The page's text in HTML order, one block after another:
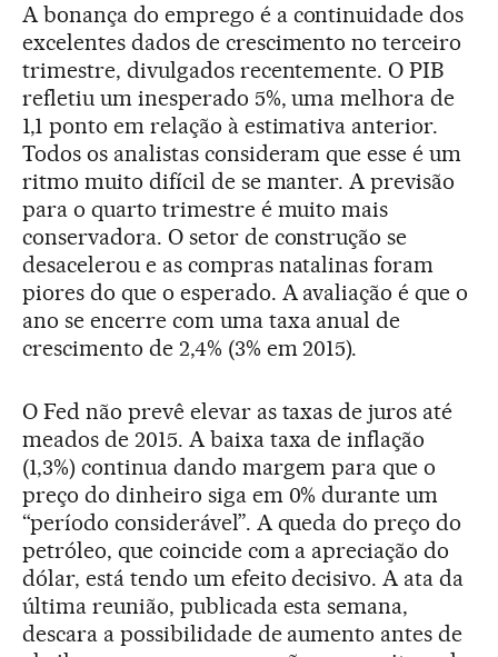
A bonança do emprego é a continuidade dos
excelentes dados de crescimento no terceiro
trimestre, divulgados recentemente. O PIB
refletiu um inesperado 5%, uma melhora de
1,1 ponto em relação à estimativa anterior.
Todos os analistas consideram que esse é um
ritmo muito difícil de se manter. A previsão
para o quarto trimestre é muito mais
conservadora. O setor de construção se
desacelerou e as compras natalinas foram
piores do que o esperado. A avaliação é que o
ano se encerre com uma taxa anual de
crescimento de 2,4% (3% em 2015).
O Fed não prevê elevar as taxas de juros até
meados de 2015. A baixa taxa de inflação
(1,3%) continua dando margem para que o
preço do dinheiro siga em 0% durante um
“período considerável”. A queda do preço do
petróleo, que coincide com a apreciação do
dólar, está tendo um efeito decisivo. A ata da
última reunião, publicada esta semana,
descara a possibilidade de aumento antes de